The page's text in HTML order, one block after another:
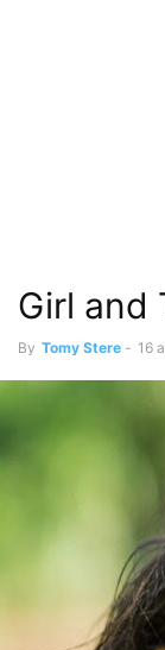
Girl and
By Tomy Stere - 16